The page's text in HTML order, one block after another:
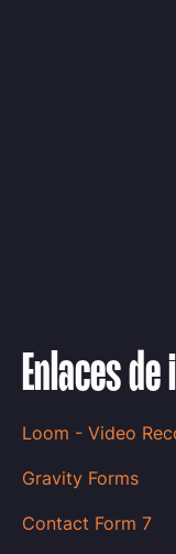
Enlaces
Loom - Video
Gravity Forms
Contact Form 7